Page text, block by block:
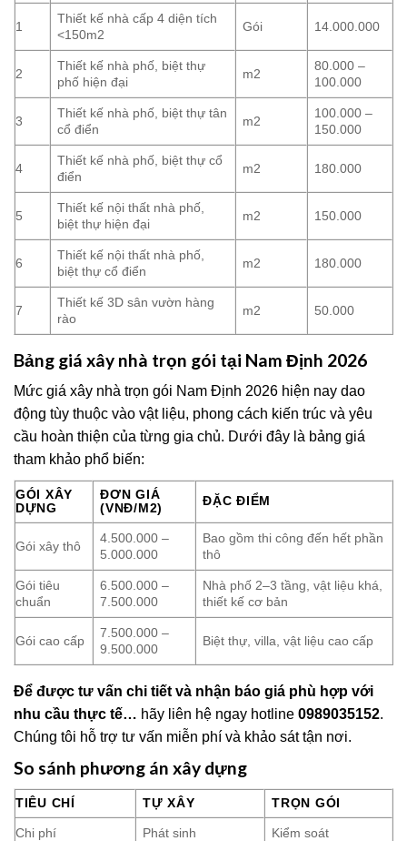
1
Thiết kế nhà cấp 4 diện tích
<150m2
Gói 14.000.000
2
Thiết kế nhà phố, biệt thự
phố hiện đại
m2
80.000 –
100.000
3
Thiết kế nhà phố, biệt thự tân
cổ điển
m2
100.000 –
150.000
4
Thiết kế nhà phố, biệt thự cổ
điển
m2 180.000
5
Thiết kế nội thất nhà phố,
biệt thự hiện đại
m2 150.000
6
Thiết kế nội thất nhà phố,
biệt thự cổ điển
m2 180.000
7
Thiết kế 3D sân vườn hàng
rào
m2 50.000
Bảng giá xây nhà trọn gói tại Nam Định 2026
Mức giá xây nhà trọn gói Nam Định 2026 hiện nay dao
động tùy thuộc vào vật liệu, phong cách kiến trúc và yêu
cầu hoàn thiện của từng gia chủ. Dưới đây là bảng giá
tham khảo phổ biến:
GÓI XÂY
DỰNG
ĐƠN GIÁ
(VNĐ/M2)
ĐẶC ĐIỂM
Gói xây thô
4.500.000 –
5.000.000
Bao gồm thi công đến hết phần
thô
Gói tiêu
chuẩn
6.500.000 –
7.500.000
Nhà phố 2–3 tầng, vật liệu khá,
thiết kế cơ bản
Gói cao cấp
7.500.000 –
9.500.000
Biệt thự, villa, vật liệu cao cấp
Để được tư vấn chi tiết và nhận báo giá phù hợp với
nhu cầu thực tế… hãy liên hệ ngay hotline 0989035152.
Chúng tôi hỗ trợ tư vấn miễn phí và khảo sát tận nơi.
So sánh phương án xây dựng
TIÊU CHÍ TỰ XÂY TRỌN GÓI
Chi phí Phát sinh Kiểm soát